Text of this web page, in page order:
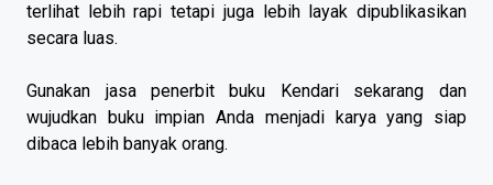
terlihat lebih rapi tetapi juga lebih layak dipublikasikan
secara luas.
Gunakan jasa penerbit buku Kendari sekarang dan
wujudkan buku impian Anda menjadi karya yang siap
dibaca lebih banyak orang.